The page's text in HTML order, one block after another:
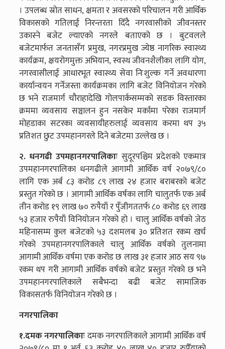
। उपलब्ध स्रोत साधन, क्षमता र अवसरको परिचालन गरी आर्थिक
विकासको गतिलाई निरन्तरता दिँदै नगरवासीको जीवनस्तर
उकास्ने बजेट ल्याएको नगरले बताएको छ । बुटवलले
बजेटमार्फत जनतासँग प्रमुख, नगरप्रमुख ज्येष्ठ नागरिक स्वास्थ्य
कार्यक्रम, क्षयरोगमुक्त अभियान, स्वस्थ जीवनशैलीका लागि योग,
नगरवासीलाई आधारभूत स्वास्थ्य सेवा निःशुल्क गर्ने अवधारणा
कार्यान्वयन गर्नेजस्ता कार्यक्रमका लागि बजेट विनियोजन गरेको
छ भने राजमार्ग चौराहादेखि गोलपार्कसम्मको सडक विस्तारका
क्रममा व्यवसाय सञ्चालन हुन नसकेर मर्कामा परेका राजमार्ग
मोहडाका सटरका व्यवसायीहरुलाई व्यवसाय करमा थप ३५
प्रतिशत छुट उपमहानगरले दिने बजेटमा उल्लेख छ ।
२. धनगढी उपमहानगरपालिकाः सुदूरपश्चिम प्रदेशको एकमात्र
उपमहानगरपालिका धनगढीले आगामी आर्थिक वर्ष २०७९/८०
लागि एक अर्ब ८३ करोड ८९ लाख २४ हजार बराबरको बजेट
प्रस्तुत गरेको छ । आगामी आर्थिक वर्षका लागि चालुतर्फ एक अर्ब
तीन करोड १९ लाख ७० रुपैयाँ र पुँजीगततर्फ ८० करोड ६९ लाख
५३ हजार रुपैयाँ विनियोजन गरेको हो । चालु आर्थिक वर्षको जेठ
महिनासम्म कुल बजेटको ५३ दशमलब ३० प्रतिशत रकम खर्च
गरेको उपमहानगरपालिकाले चालु आर्थिक वर्षको तुलनामा
आगामी आर्थिक वर्षमा एक करोड छ लाख ३१ हजार आठ सय ९७
रकम थप गरी आगामी आर्थिक वर्षको बजेट प्रस्तुत गरेको छ भने
उपमहानगरपालिकाले सबैभन्दा बढी बजेट सामाजिक
विकासतर्फ विनियोजन गरेको छ ।
नगरपालिका
१.दमक नगरपालिकाःदमक नगरपालिकाले आगामी आर्थिक वर्ष